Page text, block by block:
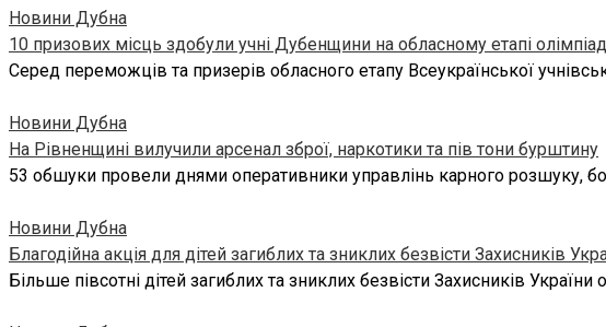
Новини Дубна
10 призових місць здобули учні Дубенщини на обласному етапі
Серед переможців та призерів обласного етапу Всеукраїнської
Новини Дубна
На Рівненщині вилучили арсенал зброї, наркотики та пів тони бурштину
53 обшуки провели днями оперативники управлінь карного розшуку,
Новини Дубна
Благодійна акція для дітей загиблих та зниклих безвісти Захисників
Більше півсотні дітей загиблих та зниклих безвісти Захисників